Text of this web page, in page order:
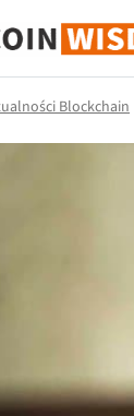
Bitcoina
Blockchain